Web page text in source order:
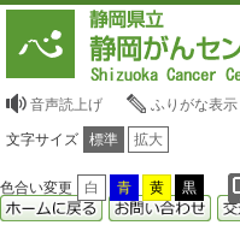
音声読上げ ふりがな表示
文字サイズ 標準 拡大
色合い変更 白 青 黄 黒